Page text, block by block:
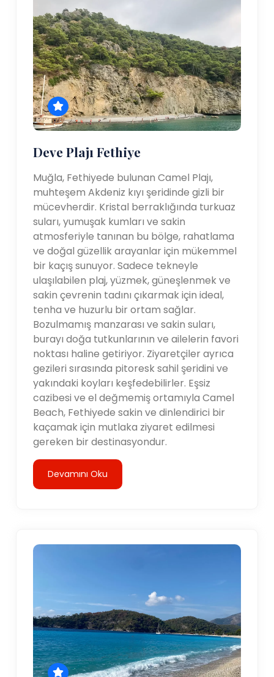
Deve Plajı Fethiye
Muğla, Fethiyede bulunan Camel Plajı,
muhteşem Akdeniz kıyı şeridinde gizli bir
mücevherdir. Kristal berraklığında turkuaz
suları, yumuşak kumları ve sakin
atmosferiyle tanınan bu bölge, rahatlama
ve doğal güzellik arayanlar için mükemmel
bir kaçış sunuyor. Sadece tekneyle
ulaşılabilen plaj, yüzmek, güneşlenmek ve
sakin çevrenin tadını çıkarmak için ideal,
tenha ve huzurlu bir ortam sağlar.
Bozulmamış manzarası ve sakin suları,
burayı doğa tutkunlarının ve ailelerin favori
noktası haline getiriyor. Ziyaretçiler ayrıca
gezileri sırasında pitoresk sahil şeridini ve
yakındaki koyları keşfedebilirler. Eşsiz
cazibesi ve el değmemiş ortamıyla Camel
Beach, Fethiyede sakin ve dinlendirici bir
kaçamak için mutlaka ziyaret edilmesi
gereken bir destinasyondur.
Devamını Oku